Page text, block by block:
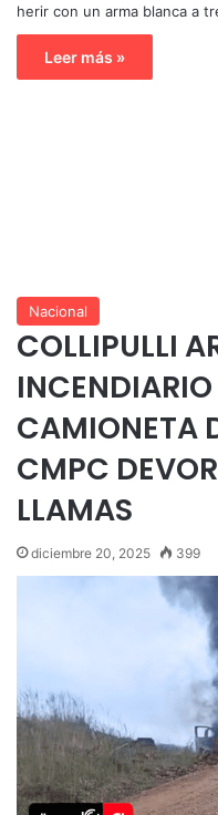
herir con un arma blanca a
Leer más »
Nacional
COLLIPULLI
CAMIONETA
CMPC
LLAMAS
diciembre 20, 2025 399